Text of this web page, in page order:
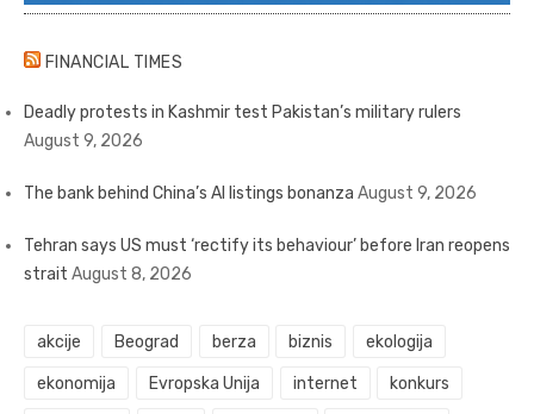
FINANCIAL TIMES
Deadly protests in Kashmir test Pakistan’s military rulers
August 9, 2026
The bank behind China’s AI listings bonanza August 9, 2026
Tehran says US must ‘rectify its behaviour’ before Iran reopens
strait August 8, 2026
akcije Beograd berza biznis ekologija
ekonomija Evropska Unija internet konkurs